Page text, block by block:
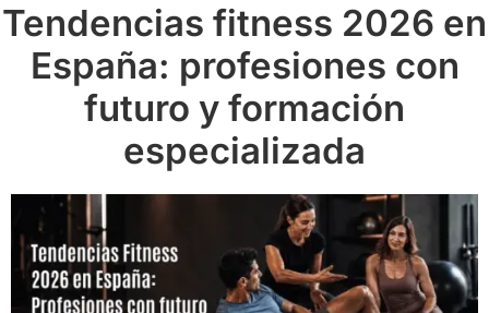
Tendencias fitness 2026 en
España: profesiones con
futuro y formación
especializada